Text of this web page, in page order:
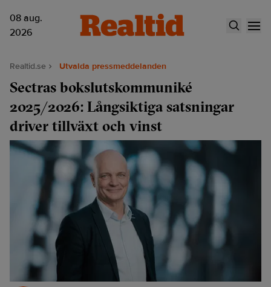
08 aug.
2026
Realtid.se Utvalda pressmeddelanden
Sectras bokslutskommuniké
2025/2026: Långsiktiga satsningar
driver tillväxt och vinst